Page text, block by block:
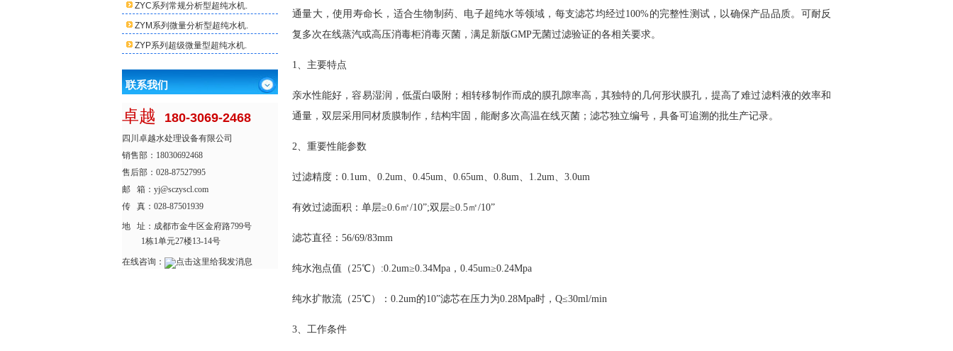
ZYC系列常规分析型超纯水机.
ZYM系列微量分析型超纯水机.
ZYP系列超级微量型超纯水机.
联系我们
卓越 180-3069-2468
四川卓越水处理设备有限公司
销售部：18030692468
售后部：028-87527995
邮 箱：yj@sczyscl.com
传 真：028-87501939
地 址： 成都市金牛区金府路799号
1栋1单元27楼13-14号
在线咨询：
通量大，使用寿命长，适合生物制药、电子超纯水等领域，每支滤芯均经过100%的完整性测试，以确保产品品质。可耐反
复多次在线蒸汽或高压消毒柜消毒灭菌，满足新版GMP无菌过滤验证的各相关要求。
1、主要特点
亲水性能好，容易湿润，低蛋白吸附；相转移制作而成的膜孔隙率高，其独特的几何形状膜孔，提高了难过滤料液的效率和
通量，双层采用同材质膜制作，结构牢固，能耐多次高温在线灭菌；滤芯独立编号，具备可追溯的批生产记录。
2、重要性能参数
过滤精度： 0.1um、 0.2um、 0.45um、 0.65um、 0.8um、 1.2um、 3.0um
有效过滤面积：单层≥0.6㎡/10”;双层≥0.5㎡/10”
滤芯直径： 56/69/83mm
纯水泡点值（25℃） :0.2um≥0.34Mpa，0.45um≥0.24Mpa
纯水扩散流（25℃）：0.2um的10”滤芯在压力为0.28Mpa时，Q≤30ml/min
3、工作条件